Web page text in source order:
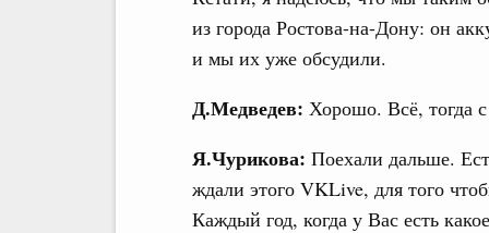
из города Ростова-на-Дону: он
и мы их уже обсудили.
Д.Медведев: Хорошо. Всё, тогда
Я.Чурикова: Поехали дальше.
ждали этого VKLive, для того
Каждый год, когда у Вас есть